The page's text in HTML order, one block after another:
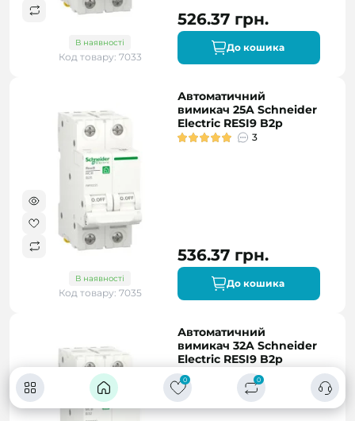
0 0
В наявності
Код товару: 7033
526.37 грн.
До кошика
В наявності
Код товару: 7035
Автоматичний
вимикач 25A Schneider
Electric RESI9 B2р
3
536.37 грн.
До кошика
Автоматичний
вимикач 32A Schneider
Electric RESI9 B2р
0